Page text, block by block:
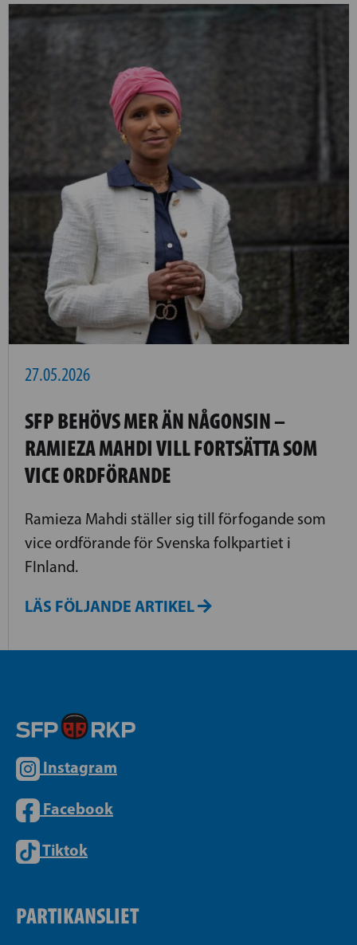
27.05.2026
SFP BEHÖVS MER ÄN NÅGONSIN –
RAMIEZA MAHDI VILL FORTSÄTTA SOM
VICE ORDFÖRANDE
Ramieza Mahdi ställer sig till förfogande som
vice ordförande för Svenska folkpartiet i
FInland.
LÄS FÖLJANDE ARTIKEL
Instagram
Facebook
Tiktok
PARTIKANSLIET